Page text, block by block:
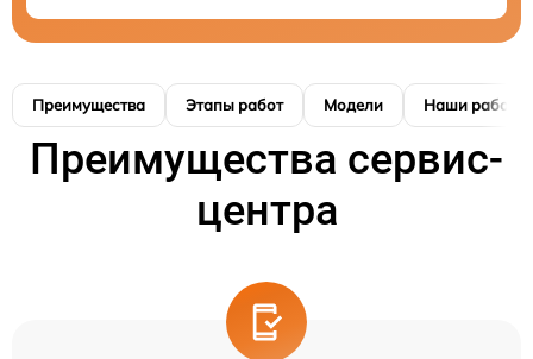
Преимущества Этапы работ Модели Наши работы
Преимущества сервис-
центра